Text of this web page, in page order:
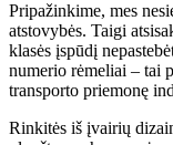
Pripažinkime, mes
atstovybės. Taigi
klasės įspūdį
numerio rėmeliai – tai
transporto priemonę
Rinkitės iš įvairių